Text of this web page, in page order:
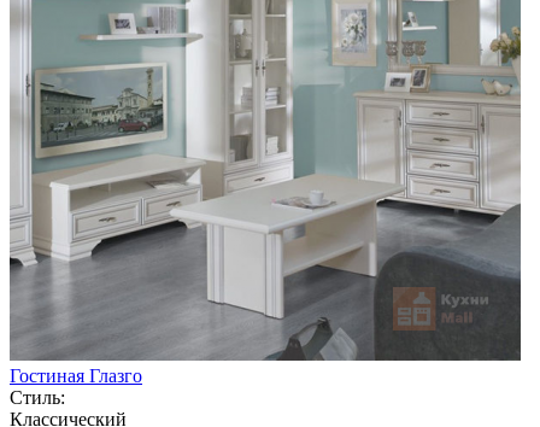
Гостиная Глазго
Стиль:
Классический